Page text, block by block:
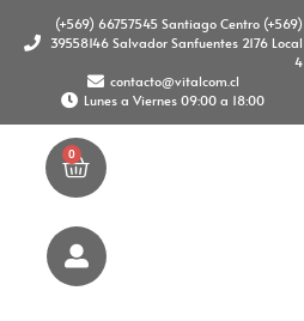
(+569) 66757545 Santiago Centro (+569)
39558146 Salvador Sanfuentes 2176 Local
4
contacto@vitalcom.cl
Lunes a Viernes 09:00 a 18:00
0